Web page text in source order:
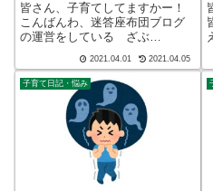
皆さん、子育てしてますかー！
こんばんわ、迷答座布団ブログ
の運営をしている ざぶ
は40代でひとり親（シンパパ）
になり、手探り状態のほぼワン
オペで2人の子育てを行っており
ます。※詳しくはプロフィー
2021.04.01 2021.04.05
子育て日記・悩み